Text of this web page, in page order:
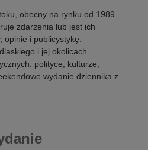
obecny na rynku od 1989
zdarzenia lub jest ich
i publicystykę.
i jej okolicach.
polityce, kulturze,
wydanie dziennika z